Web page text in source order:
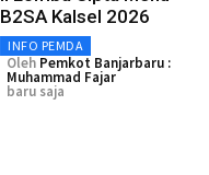
B2SA Kalsel 2026
INFO PEMDA
Oleh Pemkot Banjarbaru :
Muhammad Fajar
baru saja